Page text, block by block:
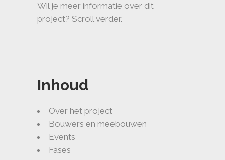
Wil je meer informatie over dit
project? Scroll verder.
Inhoud
Over het project
Bouwers en meebouwen
Events
Fases